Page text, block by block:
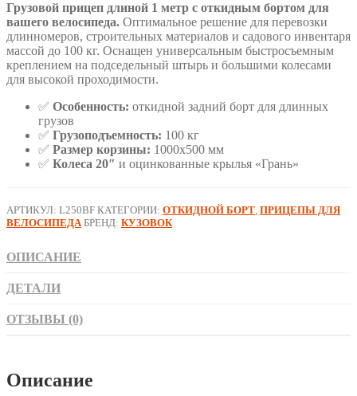
борт"
1000х500
Грузовой прицеп длиной 1 метр с откидным бортом для
вашего велосипеда. Оптимальное решение для перевозки
длинномеров, строительных материалов и садового инвентаря
массой до 100 кг. Оснащен универсальным быстросъемным
креплением на подседельный штырь и большими колесами
для высокой проходимости.
✅ Особенность: откидной задний борт для длинных
грузов
✅ Грузоподъемность: 100 кг
✅ Размер корзины: 1000х500 мм
✅ Колеса 20″ и оцинкованные крылья «Грань»
АРТИКУЛ: L250BF КАТЕГОРИИ: ОТКИДНОЙ БОРТ, ПРИЦЕПЫ ДЛЯ
ВЕЛОСИПЕДА БРЕНД: КУЗОВОК
ОПИСАНИЕ
ДЕТАЛИ
ОТЗЫВЫ (0)
Описание